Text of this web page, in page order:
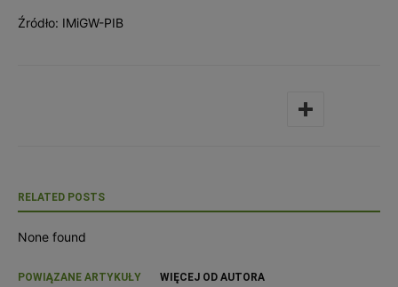
Źródło: IMiGW-PIB
RELATED POSTS
None found
POWIĄZANE ARTYKUŁY WIĘCEJ OD AUTORA